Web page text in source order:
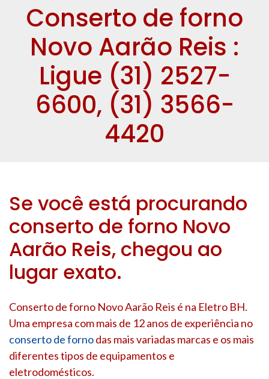
Conserto de forno
Novo Aarão Reis :
Ligue (31) 2527-
6600, (31) 3566-
4420
Se você está procurando
conserto de forno Novo
Aarão Reis, chegou ao
lugar exato.
Conserto de forno Novo Aarão Reis é na Eletro BH.
Uma empresa com mais de 12 anos de experiência no
conserto de fornodas mais variadas marcas e os mais
diferentes tipos de equipamentos e
eletrodomésticos.